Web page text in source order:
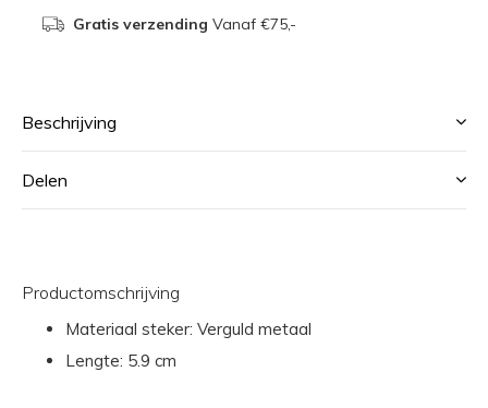
Gratis verzending Vanaf €75,-
Beschrijving
Delen
Productomschrijving
Materiaal steker: Verguld metaal
Lengte: 5.9 cm